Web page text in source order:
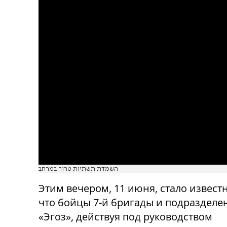
השמדת תשתיות טרור במרחב
Этим вечером, 11 июня, стало
что бойцы 7-й бригады и
«Эгоз», действуя под руководством